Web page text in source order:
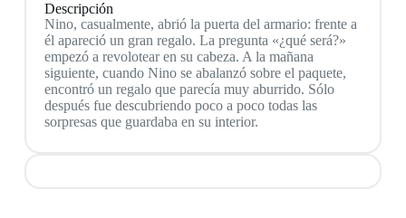
Descripción
Nino, casualmente, abrió la puerta del armario: frente a
él apareció un gran regalo. La pregunta «¿qué será?»
empezó a revolotear en su cabeza. A la mañana
siguiente, cuando Nino se abalanzó sobre el paquete,
encontró un regalo que parecía muy aburrido. Sólo
después fue descubriendo poco a poco todas las
sorpresas que guardaba en su interior.